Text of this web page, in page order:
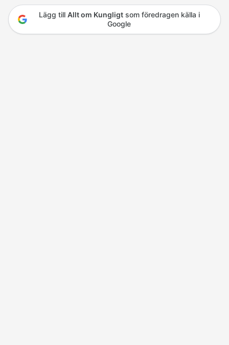
Lägg till Allt om Kungligtsom föredragen källa i
Google